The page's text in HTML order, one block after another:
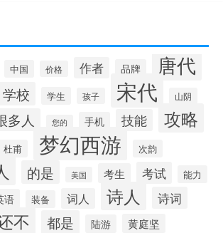
中国 价格 作者 品牌 唐代
学校 学生 孩子 宋代 山阴
多人 您的 手机 技能 攻略
杜甫 梦幻西游 次韵
的是 美国 考生 考试 能力
语 装备 词人 诗人 诗词
不 都是 陆游 黄庭坚